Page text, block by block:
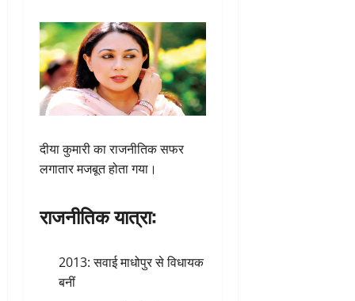
दीया कुमारी का राजनीतिक सफर
लगातार मजबूत होता गया।
राजनीतिक यात्रा:
2013: सवाई माधोपुर से विधायक
बनीं